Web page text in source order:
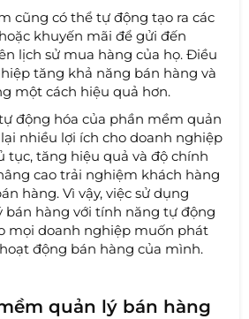
cũng có thể tự động tạo ra các
khuyến mãi để gửi đến
lịch sử mua hàng của họ. Điều
tăng khả năng bán hàng và
một cách hiệu quả hơn.
động hóa của phần mềm quản
nhiều lợi ích cho doanh nghiệp
tục, tăng hiệu quả và độ chính
cao trải nghiệm khách hàng
hàng. Vì vậy, việc sử dụng
bán hàng với tính năng tự động
mọi doanh nghiệp muốn phát
động bán hàng của mình.
quản lý bán hàng